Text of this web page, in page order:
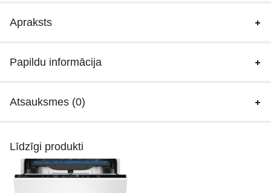
Apraksts
Papildu informācija
Atsauksmes (0)
Līdzīgi produkti